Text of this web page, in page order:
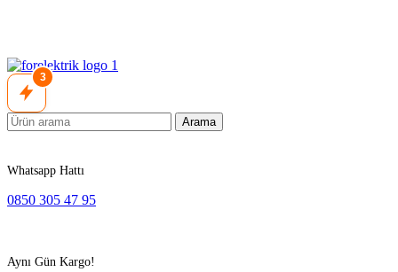
3
Arama
Whatsapp Hattı
0850 305 47 95
Aynı Gün Kargo!